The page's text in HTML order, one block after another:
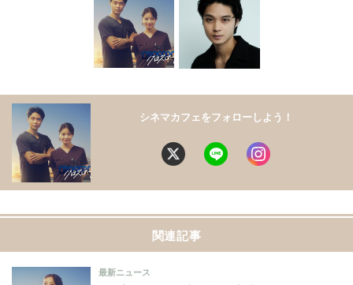
シネマカフェをフォローしよう！
関連記事
最新ニュース